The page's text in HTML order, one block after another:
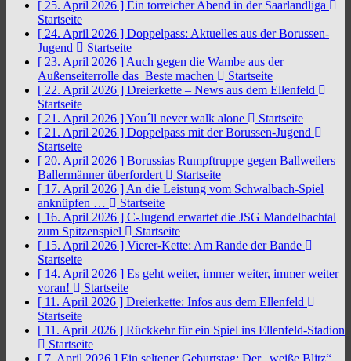
[ 25. April 2026 ] Ein torreicher Abend in der Saarlandliga
Startseite
[ 24. April 2026 ] Doppelpass: Aktuelles aus der Borussen-
Jugend
Startseite
[ 23. April 2026 ] Auch gegen die Wambe aus der
Außenseiterrolle das Beste machen
Startseite
[ 22. April 2026 ] Dreierkette – News aus dem Ellenfeld
Startseite
[ 21. April 2026 ]You´ll never walk alone
Startseite
[ 21. April 2026 ] Doppelpass mit der Borussen-Jugend
Startseite
[ 20. April 2026 ] Borussias Rumpftruppe gegen Ballweilers
Ballermänner überfordert
Startseite
[ 17. April 2026 ] An die Leistung vom Schwalbach-Spiel
anknüpfen …
Startseite
[ 16. April 2026 ] C-Jugend erwartet die JSG Mandelbachtal
zum Spitzenspiel
Startseite
[ 15. April 2026 ] Vierer-Kette: Am Rande der Bande
Startseite
[ 14. April 2026 ] Es geht weiter, immer weiter, immer weiter
voran!
Startseite
[ 11. April 2026 ] Dreierkette: Infos aus dem Ellenfeld
Startseite
[ 11. April 2026 ] Rückkehr für ein Spiel ins Ellenfeld-Stadion
Startseite
[ 7. April 2026 ] Ein seltener Geburtstag: Der „weiße Blitz“